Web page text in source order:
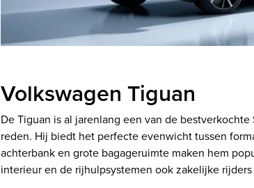
Volkswagen Tiguan
De Tiguan is al jarenlang een van de
reden. Hij biedt het perfecte evenwicht tussen
achterbank en grote bagageruimte maken hem
interieur en de rijhulpsystemen ook zakelijke rijders